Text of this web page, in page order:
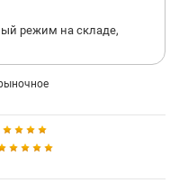
режим на складе,